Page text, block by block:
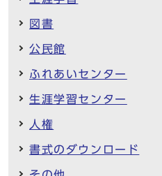
図書
公民館
ふれあいセンター
生涯学習センター
人権
書式のダウンロード